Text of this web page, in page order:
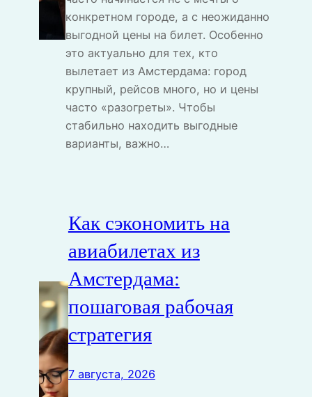
конкретном городе, а с неожиданно
выгодной цены на билет. Особенно
это актуально для тех, кто
вылетает из Амстердама: город
крупный, рейсов много, но и цены
часто «разогреты». Чтобы
стабильно находить выгодные
варианты, важно…
Как сэкономить на
авиабилетах из
Амстердама:
пошаговая рабочая
стратегия
7 августа, 2026